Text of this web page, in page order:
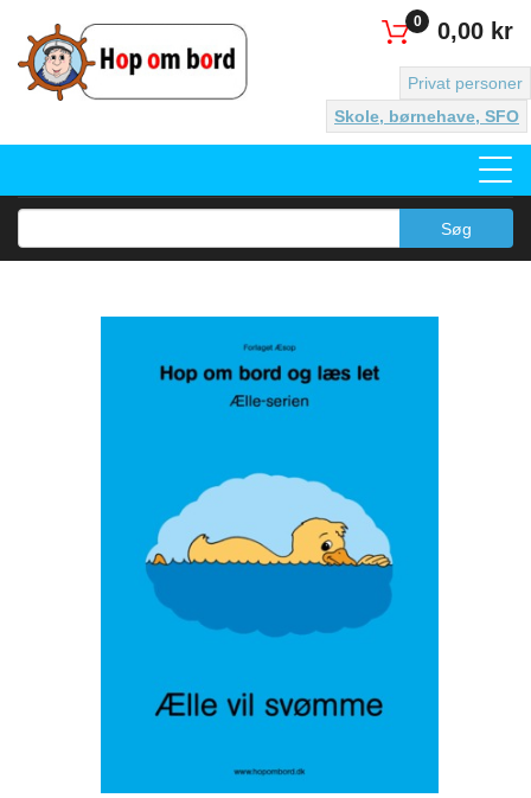
0 0,00 kr
Privat personer
Skole, børnehave, SFO
Søg